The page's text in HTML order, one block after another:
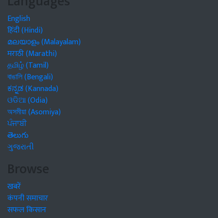
English
हिंदी (Hindi)
മലയാളം (Malayalam)
मराठी (Marathi)
தமிழ் (Tamil)
বাঙালি (Bengali)
ಕನ್ನಡ (Kannada)
ଓଡିଆ (Odia)
অসমীয়া (Asomiya)
ਪੰਜਾਬੀ
తెలుగు
ગુજરાતી
Browse
खबरें
कंपनी समाचार
सफल किसान